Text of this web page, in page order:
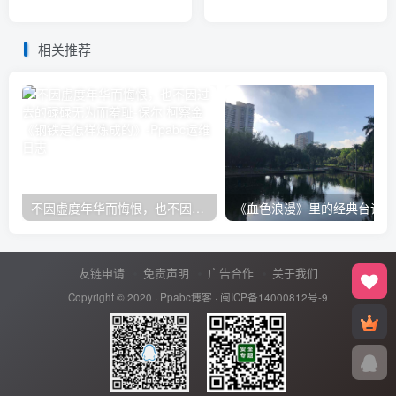
相关推荐
不因虚度年华而悔恨，也不因过去的碌碌无为而羞耻-保尔·柯察金 《钢铁是怎样炼成的》 《血色浪漫》里的经典台词
友链申请 免责声明 广告合作 关于我们
Copyright © 2020 · Ppabc博客 · 闽ICP备14000812号-9